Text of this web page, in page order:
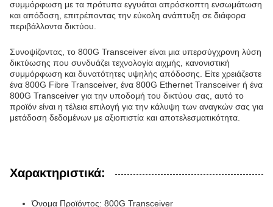
συμμόρφωση με τα πρότυπα εγγυάται απρόσκοπτη ενσωμάτωση
και απόδοση, επιτρέποντας την εύκολη ανάπτυξη σε διάφορα
περιβάλλοντα δικτύου.
Συνοψίζοντας, το 800G Transceiver είναι μια υπερσύγχρονη λύση
δικτύωσης που συνδυάζει τεχνολογία αιχμής, κανονιστική
συμμόρφωση και δυνατότητες υψηλής απόδοσης. Είτε χρειάζεστε
ένα 800G Fibre Transceiver, ένα 800G Ethernet Transceiver ή ένα
800G Transceiver για την υποδομή του δικτύου σας, αυτό το
προϊόν είναι η τέλεια επιλογή για την κάλυψη των αναγκών σας για
μετάδοση δεδομένων με αξιοπιστία και αποτελεσματικότητα.
Χαρακτηριστικά:
Όνομα Προϊόντος: 800G Transceiver